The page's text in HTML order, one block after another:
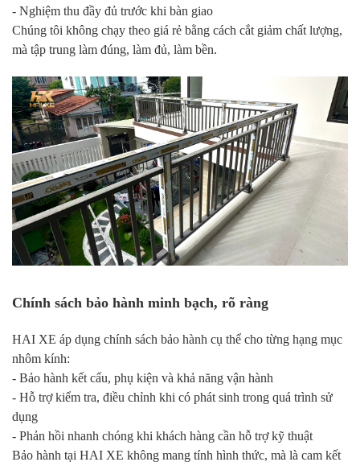
- Nghiệm thu đầy đủ trước khi bàn giao
Chúng tôi không chạy theo giá rẻ bằng cách cắt giảm chất lượng,
mà tập trung làm đúng, làm đủ, làm bền.
Chính sách bảo hành minh bạch, rõ ràng
HAI XE áp dụng chính sách bảo hành cụ thể cho từng hạng mục
nhôm kính:
- Bảo hành kết cấu, phụ kiện và khả năng vận hành
- Hỗ trợ kiểm tra, điều chỉnh khi có phát sinh trong quá trình sử
dụng
- Phản hồi nhanh chóng khi khách hàng cần hỗ trợ kỹ thuật
Bảo hành tại HAI XE không mang tính hình thức, mà là cam kết